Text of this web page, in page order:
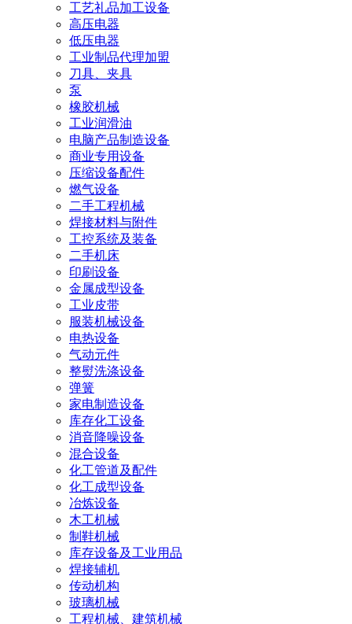
工艺礼品加工设备
高压电器
低压电器
工业制品代理加盟
刀具、夹具
泵
橡胶机械
工业润滑油
电脑产品制造设备
商业专用设备
压缩设备配件
燃气设备
二手工程机械
焊接材料与附件
工控系统及装备
二手机床
印刷设备
金属成型设备
工业皮带
服装机械设备
电热设备
气动元件
整熨洗涤设备
弹簧
家电制造设备
库存化工设备
消音降噪设备
混合设备
化工管道及配件
化工成型设备
冶炼设备
木工机械
制鞋机械
库存设备及工业用品
焊接辅机
传动机构
玻璃机械
工程机械、建筑机械